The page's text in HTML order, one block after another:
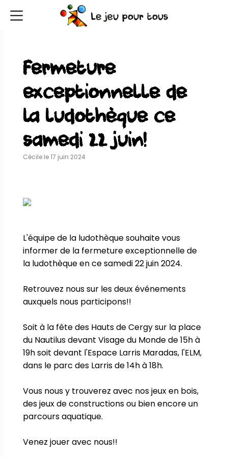
Fermeture
exceptionnelle de
la ludothèque ce
samedi 22 juin!
Cécile le 17 juin 2024
L'équipe de la ludothèque souhaite vous
informer de la fermeture exceptionnelle de
la ludothèque en ce samedi 22 juin 2024.
Retrouvez nous sur les deux événements
auxquels nous participons!!
Soit à la fête des Hauts de Cergy sur la place
du Nautilus devant Visage du Monde de 15h à
19h soit devant l'Espace Larris Maradas, l'ELM,
dans le parc des Larris de 14h à 18h.
Vous nous y trouverez avec nos jeux en bois,
des jeux de constructions ou bien encore un
parcours aquatique.